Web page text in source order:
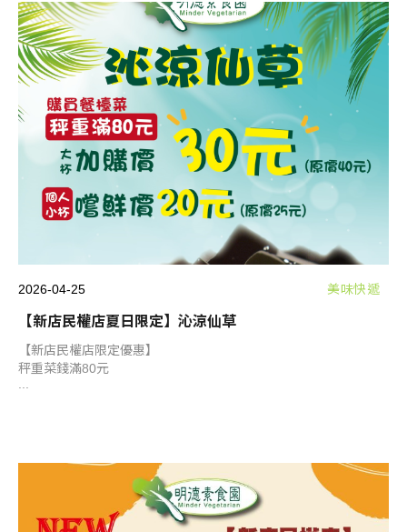
2026-04-25 美味快遞
【新店民權店夏日限定】沁涼仙草
【新店民權店限定優惠】
秤重菜錢滿80元